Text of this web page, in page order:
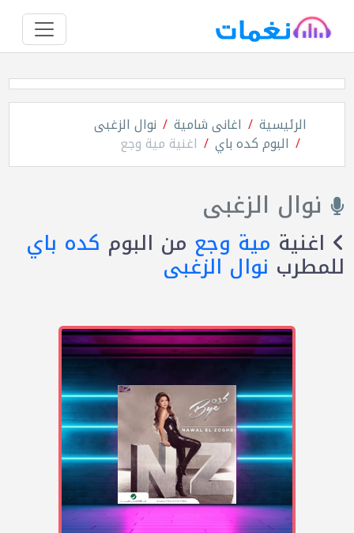
الرئيسية اغانى شامية نوال الزغبى
البوم كده باي اغنية مية وجع
نوال الزغبى
اغنية مية وجع من البوم كده باي
للمطرب نوال الزغبى